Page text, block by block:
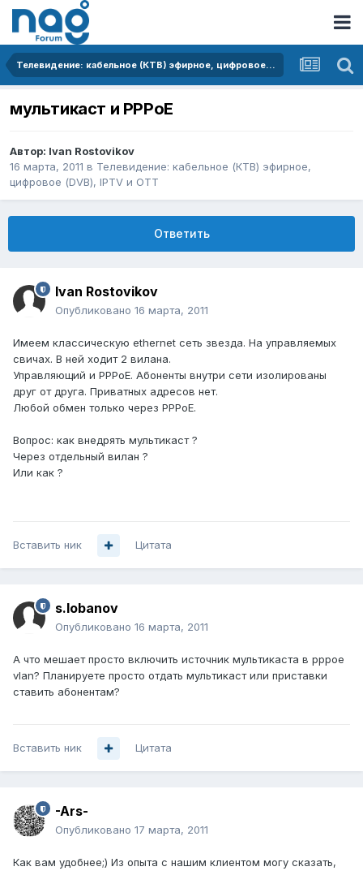
Телевидение: кабельное (КТВ) эфирное, цифровое (DVB), IPTV и OTT
мультикаст и PPPoE
Автор: Ivan Rostovikov
16 марта, 2011 в Телевидение: кабельное (КТВ) эфирное,
цифровое (DVB), IPTV и OTT
Ответить
Ivan Rostovikov
Опубликовано 16 марта, 2011
Имеем классическую ethernet сеть звезда. На управляемых
свичах. В ней ходит 2 вилана.
Управляющий и PPPoE. Абоненты внутри сети изолированы
друг от друга. Приватных адресов нет.
Любой обмен только через PPPoE.
Вопрос: как внедрять мультикаст ?
Через отдельный вилан ?
Или как ?
Вставить ник Цитата
s.lobanov
Опубликовано 16 марта, 2011
А что мешает просто включить источник мультикаста в pppoe
vlan? Планируете просто отдать мультикаст или приставки
ставить абонентам?
Вставить ник Цитата
-Ars-
Опубликовано 17 марта, 2011
Как вам удобнее;) Из опыта с нашим клиентом могу сказать,